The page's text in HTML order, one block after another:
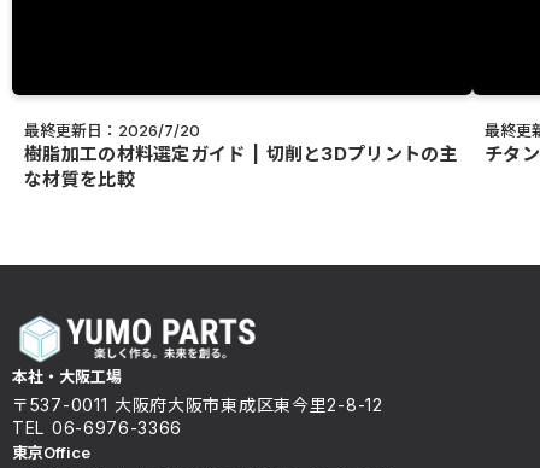
最終更新日：2026/7/20
樹脂加工の材料選定ガイド | 切削と3Dプリントの主
な材質を比較
最終更
チタ
本社・大阪工場
〒537-0011 大阪府大阪市東成区東今里2-8-12
TEL 06-6976-3366
東京Office